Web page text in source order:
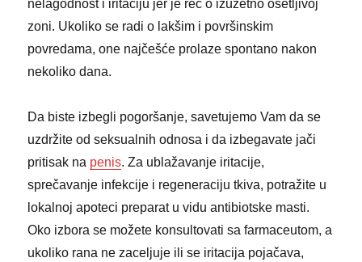
nelagodnost i iritaciju jer je reč o izuzetno osetljivoj
zoni. Ukoliko se radi o lakšim i površinskim
povredama, one najčešće prolaze spontano nakon
nekoliko dana.
Da biste izbegli pogoršanje, savetujemo Vam da se
uzdržite od seksualnih odnosa i da izbegavate jači
pritisak na penis. Za ublažavanje iritacije,
sprečavanje infekcije i regeneraciju tkiva, potražite u
lokalnoj apoteci preparat u vidu antibiotske masti.
Oko izbora se možete konsultovati sa farmaceutom, a
ukoliko rana ne zaceljuje ili se iritacija pojačava,